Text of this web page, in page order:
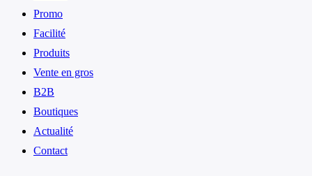
Promo
Facilité
Produits
Vente en gros
B2B
Boutiques
Actualité
Contact